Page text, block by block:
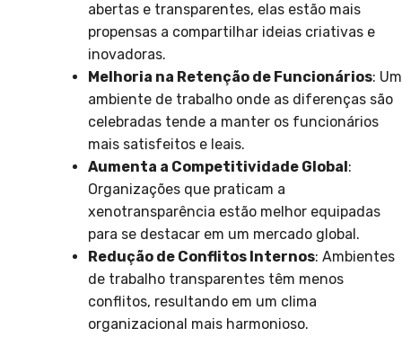
abertas e transparentes, elas estão mais
propensas a compartilhar ideias criativas e
inovadoras.
Melhoria na Retenção de Funcionários: Um
ambiente de trabalho onde as diferenças são
celebradas tende a manter os funcionários
mais satisfeitos e leais.
Aumenta a Competitividade Global :
Organizações que praticam a
xenotransparência estão melhor equipadas
para se destacar em um mercado global.
Redução de Conflitos Internos: Ambientes
de trabalho transparentes têm menos
conflitos, resultando em um clima
organizacional mais harmonioso.